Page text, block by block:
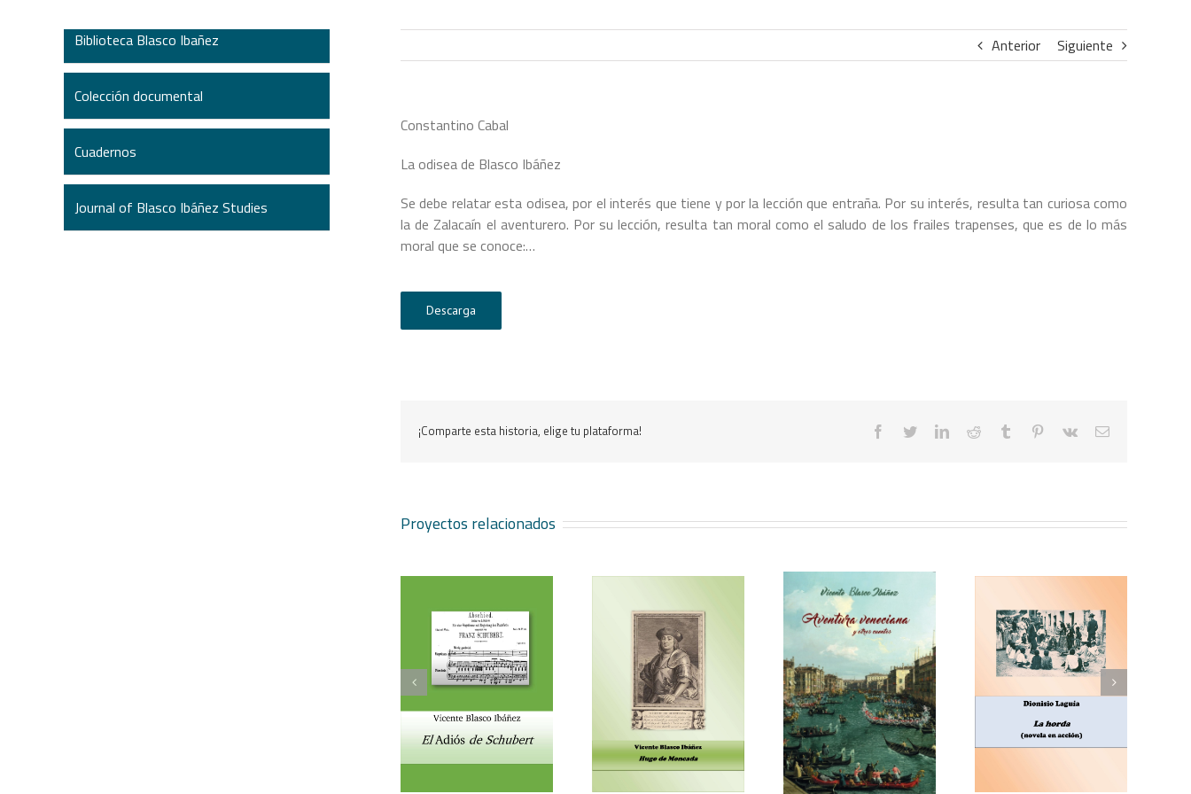
Anterior Siguiente
Constantino Cabal
La odisea de Blasco Ibáñez
Se debe relatar esta odisea, por el interés que tiene y por la lección que entraña. Por su interés, resulta tan curiosa como
la de Zalacaín el aventurero. Por su lección, resulta tan moral como el saludo de los frailes trapenses, que es de lo más
moral que se conoce:…
Descarga
¡Comparte esta historia, elige tu plataforma! facebooktwitterlinkedinreddit tumblr pinterest
vk
Correo
Proyectos relacionados
Vicente Blasco Ibáñez,
Hugo de Moncada
Aventura veneciana y
otros cuentos
Dionisio Laguía, La
horda (novela en
acción)
Enrique Blanco Rojas,
Arroz y tartana
(comedia en tres
Biblioteca Blasco Ibañez
Colección documental
Cuadernos
Journal of Blasco Ibáñez Studies